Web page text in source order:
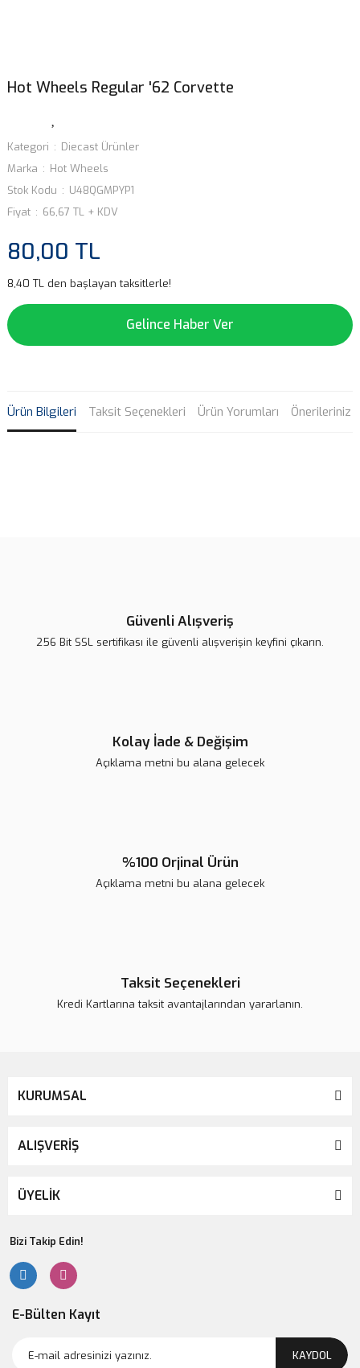
Hot Wheels Regular '62 Corvette
Kategori
Diecast Ürünler
Marka
Hot Wheels
Stok Kodu
U48QGMPYP1
Fiyat
66,67 TL + KDV
80,00 TL
8,40 TL den başlayan taksitlerle!
Gelince Haber Ver
Ürün Bilgileri Taksit Seçenekleri Ürün Yorumları Önerileriniz
Güvenli Alışveriş
256 Bit SSL sertifikası ile güvenli alışverişin keyfini çıkarın.
Kolay İade & Değişim
Açıklama metni bu alana gelecek
%100 Orjinal Ürün
Açıklama metni bu alana gelecek
Taksit Seçenekleri
Kredi Kartlarına taksit avantajlarından yararlanın.
KURUMSAL
ALIŞVERİŞ
ÜYELİK
Bizi Takip Edin!
E-Bülten Kayıt
KAYDOL